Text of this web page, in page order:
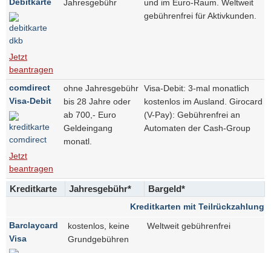
Jetzt
beantragen
Jahresgebühr
und im Euro-Raum. Weltweit
gebührenfrei für Aktivkunden.
comdirect
Visa-Debit
Jetzt
beantragen
ohne Jahresgebühr
bis 28 Jahre oder
ab 700,- Euro
Geldeingang
monatl.
Visa-Debit: 3-mal monatlich
kostenlos im Ausland. Girocard
(V-Pay): Gebührenfrei an
Automaten der Cash-Group
Kreditkarte Jahresgebühr* Bargeld*
Kreditkarten mit Teilrückzahlung
Barclaycard
Visa
kostenlos, keine
Grundgebühren
Weltweit gebührenfrei